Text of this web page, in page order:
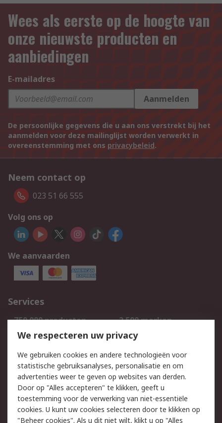
Wees als eerste op de hoogte van
onze nieuwste producten en
aanbiedingen
E-mailadres
Aanmelden
De persoonlijke gegevens die u aan ons verstrekt bij het
aanmelden voor deze mailinglijst worden verwerkt in
overeenstemming met ons privacybeleid.
Neem contact op
023 51 66 555
Volg ons op
We aanvaarden
Services
750.000 producten
2.500 merken
Bestellen
Inkoopoplossingen
Track & Trace
Wettelijk
Cookiebeleid
Email veiligheid
Privacybeleid
Websitevoorwaarden
We respecteren uw privacy
We gebruiken cookies en andere technologieën voor
statistische gebruiksanalyses, personalisatie en om
advertenties weer te geven op websites van derden.
Door op "Alles accepteren" te klikken, geeft u
toestemming voor de verwerking van niet-essentiële
cookies. U kunt uw cookies selecteren door te klikken op
"Beheer cookies". Als u dit niet wilt, klikt u op "Alles